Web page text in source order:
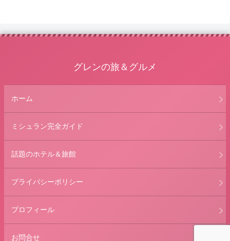
グレンの旅＆グルメ
ホーム
ミシュラン完全ガイド
話題のホテル＆旅館
プライバシーポリシー
プロフィール
お問合せ